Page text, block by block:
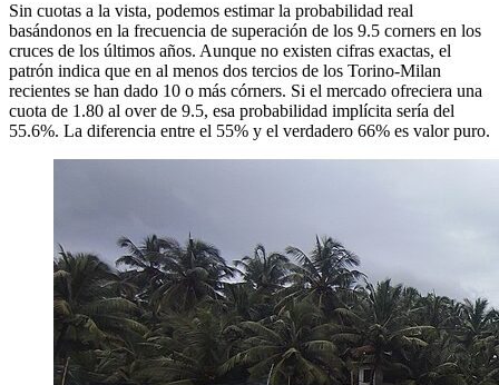
Sin cuotas a la vista, podemos estimar la probabilidad real
basándonos en la frecuencia de superación de los 9.5 corners en los
cruces de los últimos años. Aunque no existen cifras exactas, el
patrón indica que en al menos dos tercios de los Torino-Milan
recientes se han dado 10 o más córners. Si el mercado ofreciera una
cuota de 1.80 al over de 9.5, esa probabilidad implícita sería del
55.6%. La diferencia entre el 55% y el verdadero 66% es valor puro.